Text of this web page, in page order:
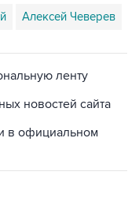
Алексей Чеверев
ленту
новостей сайта
в официальном